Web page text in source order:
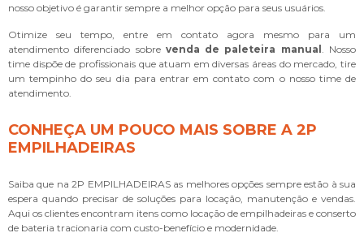
nosso objetivo é garantir sempre a melhor opção para seus usuários.
Otimize seu tempo, entre em contato agora mesmo para um
atendimento diferenciado sobre venda de paleteira manual . Nosso
time dispõe de profissionais que atuam em diversas áreas do mercado, tire
um tempinho do seu dia para entrar em contato com o nosso time de
atendimento.
CONHEÇA UM POUCO MAIS SOBRE A 2P
EMPILHADEIRAS
Saiba que na 2P EMPILHADEIRAS as melhores opções sempre estão à sua
espera quando precisar de soluções para locação, manutenção e vendas.
Aqui os clientes encontram itens como locação de empilhadeiras e conserto
de bateria tracionaria com custo-benefício e modernidade.